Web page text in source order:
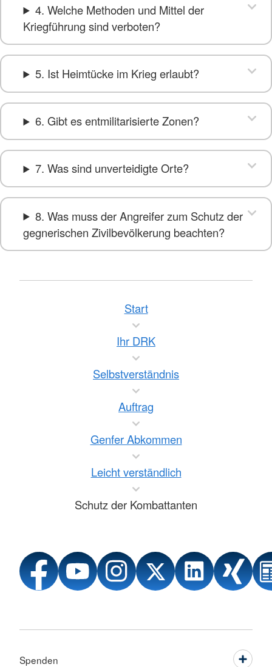
4. Welche Methoden und Mittel der
Kriegführung sind verboten?
5. Ist Heimtücke im Krieg erlaubt?
6. Gibt es entmilitarisierte Zonen?
7. Was sind unverteidigte Orte?
8. Was muss der Angreifer zum Schutz der
gegnerischen Zivilbevölkerung beachten?
Start
Ihr DRK
Selbstverständnis
Auftrag
Genfer Abkommen
Leicht verständlich
Schutz der Kombattanten
Spenden